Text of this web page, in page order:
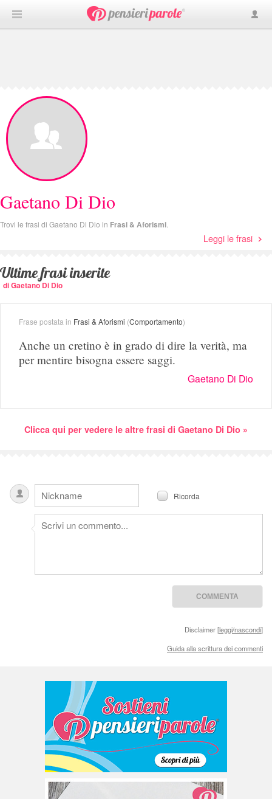
Gaetano Di Dio
Trovi le frasi di Gaetano Di Dio in Frasi & Aforismi
Leggi le frasi
Ultime frasi inserite
di Gaetano Di Dio
Frase postata in Frasi & Aforismi (Comportamento)
Anche un cretino è in grado di dire la verità, ma
per mentire bisogna essere saggi.
Gaetano Di Dio
Clicca qui per vedere le altre frasi di Gaetano Di Dio »
Ricorda
Disclaimer [leggi/nascondi]
Guida alla scrittura dei commenti